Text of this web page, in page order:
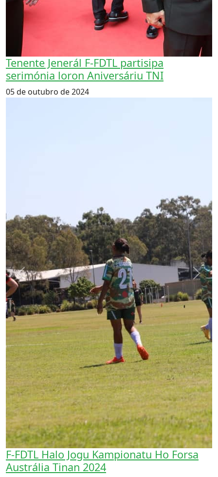
Tenente Jenerál F-FDTL partisipa
serimónia loron Aniversáriu TNI
05 de outubro de 2024
Previous Next
F-FDTL Halo Jogu Kampionatu Ho Forsa
Austrália Tinan 2024